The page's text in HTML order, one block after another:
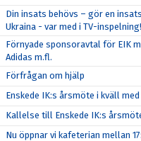
Din insats behövs – gör en
Ukraina - var med i TV-inspelning!
Förnyade sponsoravtal för EIK
Adidas m.fl.
Förfrågan om hjälp
Enskede IK:s årsmöte i kväll
Kallelse till Enskede IK:s
Nu öppnar vi kafeterian mellan